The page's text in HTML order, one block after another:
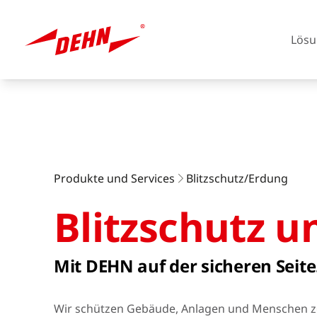
Europa
Amerika
Produkte und Services Blitzschutz/Erdung
Blitzschutz
Mit DEHN auf der sicheren
Wir schützen Gebäude, Anlagen und Menschen